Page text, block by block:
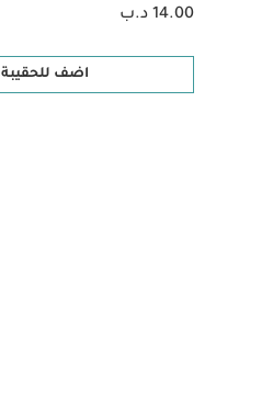
14.00 د.ب
اضف للحقيبة